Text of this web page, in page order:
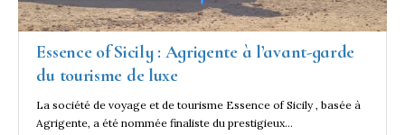
Essence of Sicily : Agrigente à l’avant-garde
du tourisme de luxe
La société de voyage et de tourisme Essence of Sicily , basée à
Agrigente, a été nommée finaliste du prestigieux…